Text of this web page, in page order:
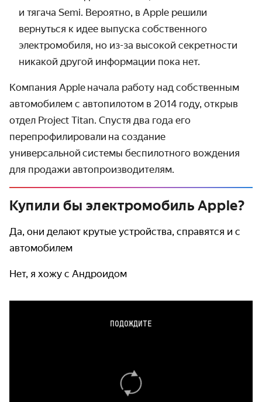
и тягача Semi. Вероятно, в Apple решили
вернуться к идее выпуска собственного
электромобиля, но из-за высокой секретности
никакой другой информации пока нет.
Компания Apple начала работу над собственным
автомобилем с автопилотом в 2014 году, открыв
отдел Project Titan. Спустя два года его
перепрофилировали на создание
универсальной системы беспилотного вождения
для продажи автопроизводителям.
Купили бы электромобиль Apple?
Да, они делают крутые устройства, справятся и с
автомобилем
Нет, я хожу с Андроидом
ПОДОЖДИТЕ